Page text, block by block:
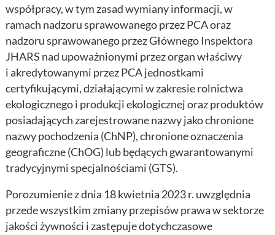
współpracy, w tym zasad wymiany informacji, w
ramach nadzoru sprawowanego przez PCA oraz
nadzoru sprawowanego przez Głównego Inspektora
JHARS nad upoważnionymi przez organ właściwy
i akredytowanymi przez PCA jednostkami
certyfikującymi, działającymi w zakresie rolnictwa
ekologicznego i produkcji ekologicznej oraz produktów
posiadających zarejestrowane nazwy jako chronione
nazwy pochodzenia (ChNP), chronione oznaczenia
geograficzne (ChOG) lub będących gwarantowanymi
tradycyjnymi specjalnościami (GTS).
Porozumienie z dnia 18 kwietnia 2023 r. uwzględnia
przede wszystkim zmiany przepisów prawa w sektorze
jakości żywności i zastępuje dotychczasowe